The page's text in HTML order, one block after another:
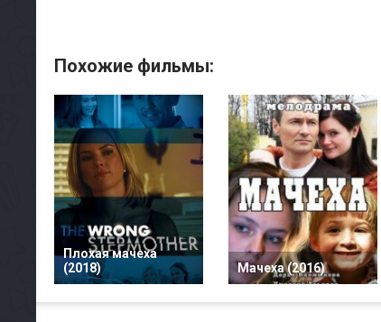
Похожие фильмы:
Плохая мачеха
(2018)
Мачеха (2016)